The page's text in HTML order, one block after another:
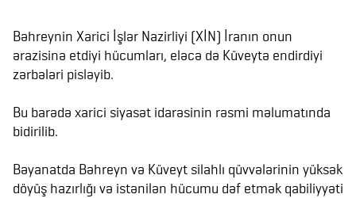
Bəhreynin Xarici İşlər Nazirliyi (XİN) İranın onun
ərazisinə etdiyi hücumları, eləcə də Küveytə endirdiyi
zərbələri pisləyib.
Bu barədə xarici siyasət idarəsinin rəsmi məlumatında
bidirilib.
Bəyanatda Bəhreyn və Küveyt silahlı qüvvələrinin yüksək
döyüş hazırlığı və istənilən hücumu dəf etmək qabiliyyəti